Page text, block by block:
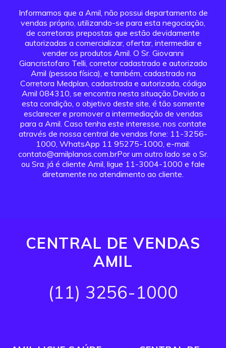
Informamos que a Amil, não possui departamento de
vendas próprio, utilizando-se para esta negociação,
de corretoras prepostas que estão devidamente
autorizadas a comercializar, ofertar, intermediar e
vender os produtos Amil. O Sr. Giovanni
Giancristofaro Telli, corretor cadastrado e autorizado
Amil (pessoa física), e também, cadastrado na
Corretora Medplan, cadastrada e autorizada, código
Amil 084310, se encontra nesta situação.Devido a
esta condição, o objetivo deste site, é tão somente
esclarecer e promover a intermediação de vendas
para a Amil. Caso tenha este interesse, nos contate
através de nossa central de vendas fone: 11-3256-
1000, WhatsApp 11 95275-1000, e-mail:
contato@amilplanos.com.brPor um outro lado se o Sr.
ou Sra. já é cliente Amil, ligue 11-3004-1000 e fale
diretamente no atendimento ao cliente.
CENTRAL DE VENDAS
AMIL
(11) 3256-1000